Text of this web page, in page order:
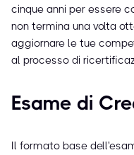
cinque anni per essere
non termina una volta
aggiornare le tue
al processo di
Esame di
Il formato base